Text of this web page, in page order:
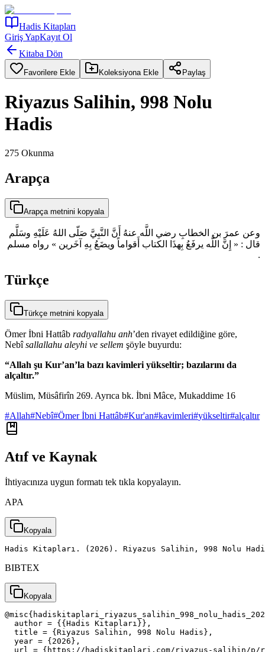
Hadis Kitapları
Giriş YapKayıt Ol
Kitaba Dön
Favorilere Ekle Koleksiyona Ekle Paylaş
Riyazus Salihin, 998 Nolu
Hadis
275 Okunma
Arapça
Arapça metnini kopyala
وعن عمرَ بن الخطابِ رضي اللَّه عنهُ أَنَّ النَّبِيَّ صَلّى اللهُ عَلَيْهِ وسَلَّم
قال : « إِنَّ اللَّه يرفَعُ بِهذَا الكتاب أَقواماً ويضَعُ بِهِ آخَرين » رواه مسلم
.
Türkçe
Türkçe metnini kopyala
Ömer İbni Hattâb radıyallahu anh’den rivayet edildiğine göre,
Nebîsallallahu aleyhi ve sellem şöyle buyurdu:
“Allah şu Kur’an’la bazı kavimleri yükseltir; bazılarını da
alçaltır.”
Müslim, Müsâfirîn 269. Ayrıca bk. İbni Mâce, Mukaddime 16
#Allah#Nebî#Ömer İbni Hattâb#Kur'an#kavimleri#yükseltir#alçaltır
Atıf ve Kaynak
İhtiyacınıza uygun formatı tek tıkla kopyalayın.
APA
Kopyala
Hadis Kitapları. (2026). Riyazus Salihin, 998 Nolu
BIBTEX
Kopyala
  author = {{Hadis Kitapları}},
  title = {Riyazus Salihin, 998 Nolu Hadis},
  year = {2026},
url = {https://hadiskitaplari.com/riyazus-salihin/